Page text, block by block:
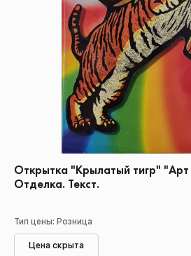
Открытка "Крылатый тигр"
Отделка. Текст.
Тип цены: Розница
Цена скрыта